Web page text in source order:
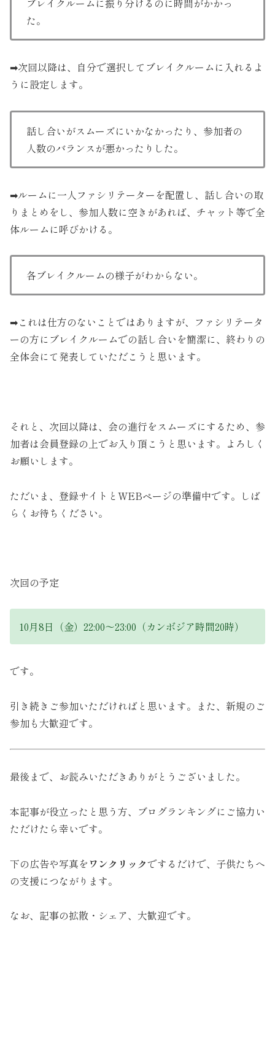
ブレイクルームに振り分けるのに時間がかかっ
た。
➡次回以降は、自分で選択してブレイクルームに入れるよ
うに設定します。
話し合いがスムーズにいかなかったり、参加者の
人数のバランスが悪かったりした。
➡ルームに一人ファシリテーターを配置し、話し合いの取
りまとめをし、参加人数に空きがあれば、チャット等で全
体ルームに呼びかける。
各ブレイクルームの様子がわからない。
➡これは仕方のないことではありますが、ファシリテータ
ーの方にブレイクルームでの話し合いを簡潔に、終わりの
全体会にて発表していただこうと思います。
それと、次回以降は、会の進行をスムーズにするため、参
加者は会員登録の上でお入り頂こうと思います。よろしく
お願いします。
ただいま、登録サイトとWEBページの準備中です。しば
らくお待ちください。
次回の予定
10月8日（金）22:00～23:00（カンボジア時間20時）
です。
引き続きご参加いただければと思います。また、新規のご
参加も大歓迎です。
最後まで、お読みいただきありがとうございました。
本記事が役立ったと思う方、ブログランキングにご協力い
ただけたら幸いです。
下の広告や写真をワンクリックでするだけで、子供たちへ
の支援につながります。
なお、記事の拡散・シェア、大歓迎です。